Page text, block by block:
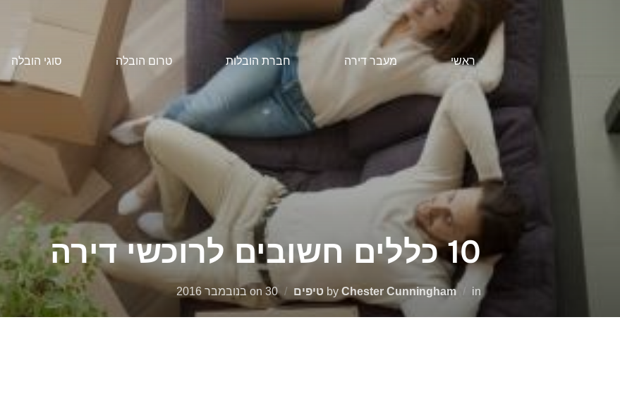
ראשי מעבר דירה חברת הובלות טרום הובלה סוגי הובלה
10 כללים חשובים לרוכשי דירה
by Chester Cunningham in טיפים on
Posted
on
30 בנובמבר 2016